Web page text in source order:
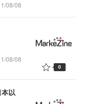
08/08
08/08
0
以